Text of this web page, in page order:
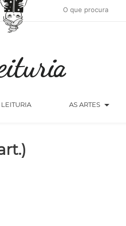
LEITURIA AS ARTES arrow_drop_down